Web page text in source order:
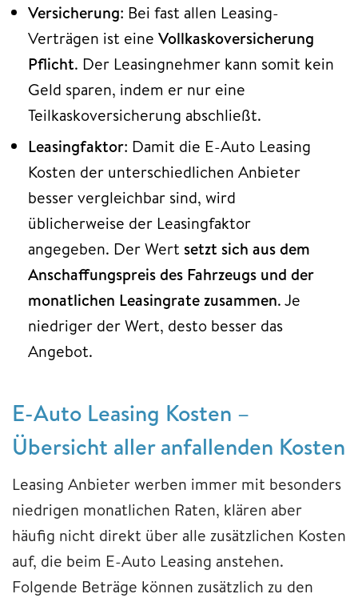
Versicherung: Bei fast allen Leasing-
Verträgen ist eine Vollkaskoversicherung
Pflicht. Der Leasingnehmer kann somit kein
Geld sparen, indem er nur eine
Teilkaskoversicherung abschließt.
Leasingfaktor: Damit die E-Auto Leasing
Kosten der unterschiedlichen Anbieter
besser vergleichbar sind, wird
üblicherweise der Leasingfaktor
angegeben. Der Wert setzt sich aus dem
Anschaffungspreis des Fahrzeugs und der
monatlichen Leasingrate zusammen. Je
niedriger der Wert, desto besser das
Angebot.
E-Auto Leasing Kosten –
Übersicht aller anfallenden Kosten
Leasing Anbieter werben immer mit besonders
niedrigen monatlichen Raten, klären aber
häufig nicht direkt über alle zusätzlichen Kosten
auf, die beim E-Auto Leasing anstehen.
Folgende Beträge können zusätzlich zu den